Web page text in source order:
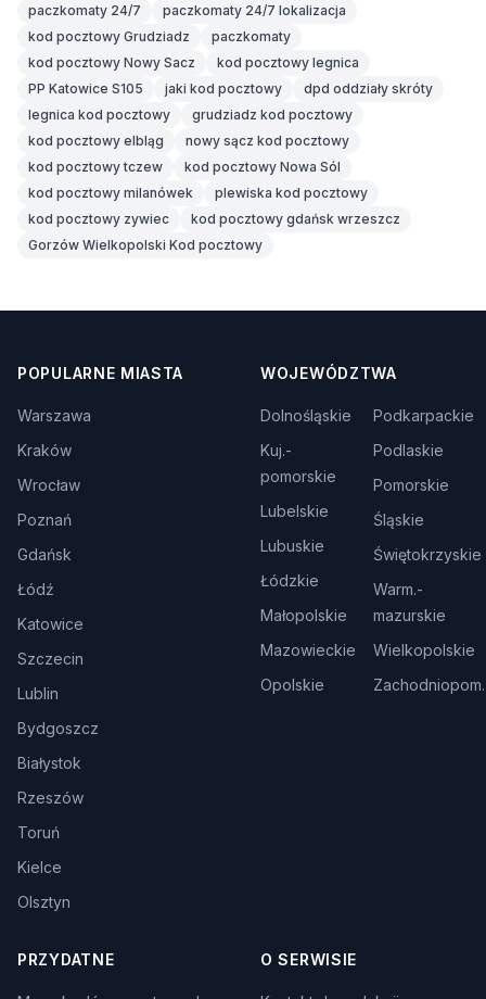
paczkomaty 24/7
paczkomaty 24/7 lokalizacja
kod pocztowy Grudziadz
paczkomaty
kod pocztowy Nowy Sacz
kod pocztowy legnica
PP Katowice S105
jaki kod pocztowy
dpd oddziały skróty
legnica kod pocztowy
grudziadz kod pocztowy
kod pocztowy elbląg
nowy sącz kod pocztowy
kod pocztowy tczew
kod pocztowy Nowa Sól
kod pocztowy milanówek
plewiska kod pocztowy
kod pocztowy zywiec
kod pocztowy gdańsk wrzeszcz
Gorzów Wielkopolski Kod pocztowy
POPULARNE MIASTA
Warszawa
Kraków
Wrocław
Poznań
Gdańsk
Łódź
Katowice
Szczecin
Lublin
Bydgoszcz
Białystok
Rzeszów
Toruń
Kielce
Olsztyn
WOJEWÓDZTWA
Dolnośląskie
Kuj.-
pomorskie
Lubelskie
Lubuskie
Łódzkie
Małopolskie
Mazowieckie
Opolskie
Podkarpackie
Podlaskie
Pomorskie
Śląskie
Świętokrzyskie
Warm.-
mazurskie
Wielkopolskie
Zachodniopom.
PRZYDATNE O SERWISIE